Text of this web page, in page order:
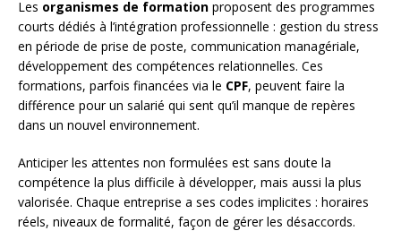
Les organismes de formation proposent des programmes
courts dédiés à l’intégration professionnelle : gestion du stress
en période de prise de poste, communication managériale,
développement des compétences relationnelles. Ces
formations, parfois financées via le CPF, peuvent faire la
différence pour un salarié qui sent qu’il manque de repères
dans un nouvel environnement.
Anticiper les attentes non formulées est sans doute la
compétence la plus difficile à développer, mais aussi la plus
valorisée. Chaque entreprise a ses codes implicites : horaires
réels, niveaux de formalité, façon de gérer les désaccords.